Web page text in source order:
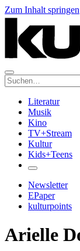
Zum Inhalt springen
Suche:
Literatur
Musik
Kino
TV+Stream
Kultur
Kids+Teens
Newsletter
EPaper
kulturpoints
Arielle